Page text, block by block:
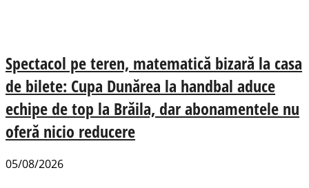
Spectacol pe teren, matematică bizară la casa
de bilete: Cupa Dunărea la handbal aduce
echipe de top la Brăila, dar abonamentele nu
oferă nicio reducere
05/08/2026